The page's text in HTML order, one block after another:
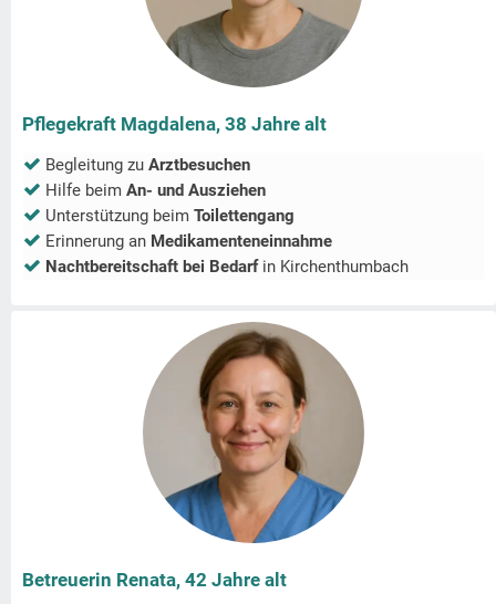
Pflegekraft Magdalena, 38 Jahre alt
Begleitung zu Arztbesuchen
Hilfe beim An- und Ausziehen
Unterstützung beim Toilettengang
Erinnerung an Medikamenteneinnahme
Nachtbereitschaft bei Bedarfin Kirchenthumbach
Betreuerin Renata, 42 Jahre alt